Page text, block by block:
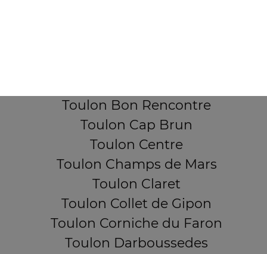
Toulon Bon Rencontre
Toulon Cap Brun
Toulon Centre
Toulon Champs de Mars
Toulon Claret
Toulon Collet de Gipon
Toulon Corniche du Faron
Toulon Darboussedes